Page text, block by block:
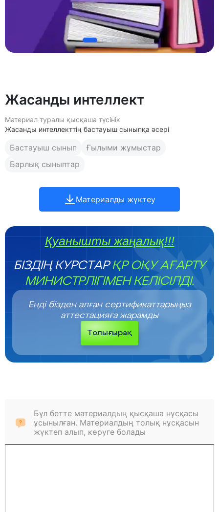
Жасанды интеллект
Материал туралы қысқаша түсінік
Жасанды интеллекттің бастауыш сыныпқа әсері
Бастауыш сынып
Ғылыми жұмыстар
Барлық сыныптар
Материалды жүктеу
Қуанышты жаңалық!!!
БІЗДІҢ КУРСТАРҚР ОҚУ АҒАРТУ
МИНИСТРЛІГІМЕН КЕЛІСІЛДІ.
Енді бізден алған сертификаттарыңыз
аттестацияға жарамды
Толығырақ
Бұл бетте материалдың қысқаша нұсқасы
ұсынылған. Материалдың толық нұсқасын
жүктеп алып, көруге болады